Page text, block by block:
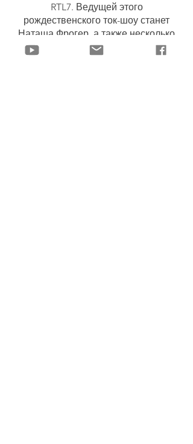
RTL7. Ведущей этого
рождественского ток-шоу станет
Наташа Фрогер, а также несколько
других известных голландских